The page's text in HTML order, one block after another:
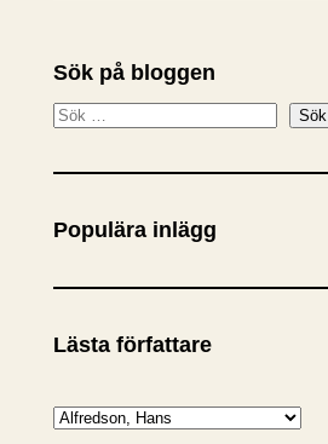
Sök på bloggen
S
k
Sök
Populära inlägg
Lästa författare
K